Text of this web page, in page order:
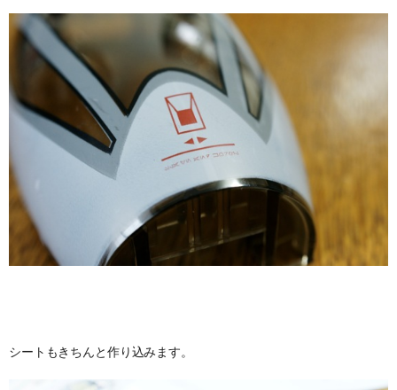
シートもきちんと作り込みます。